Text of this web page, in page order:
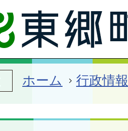
ホーム 行政情報